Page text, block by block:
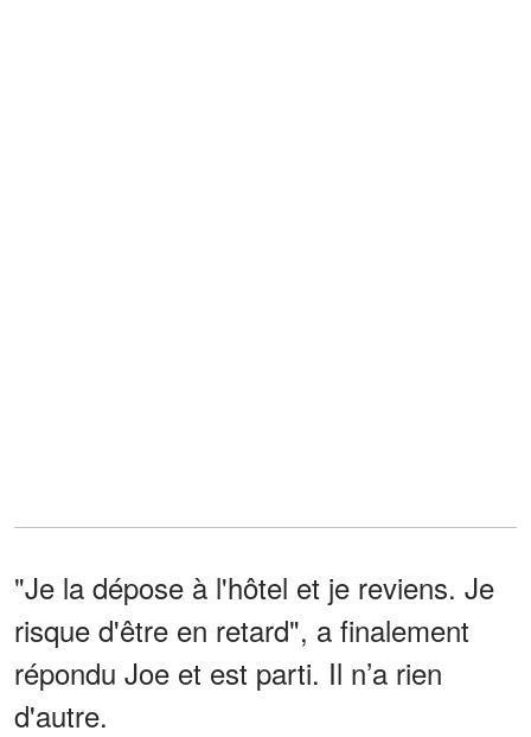
"Je la dépose à l'hôtel et je reviens. Je
risque d'être en retard", a finalement
répondu Joe et est parti. Il n’a rien
d'autre.